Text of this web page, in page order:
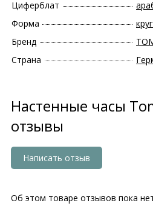
Циферблат
Форма
Бренд
Страна
Настенные часы
отзывы
Написать отзыв
Об этом товаре отзывов пока